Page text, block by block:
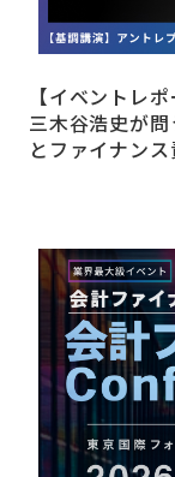
【イベントレ
三木谷浩史が
とファイナン